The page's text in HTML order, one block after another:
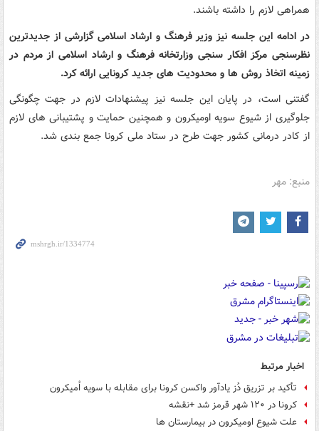
همراهی لازم را داشته باشند.
در ادامه این جلسه نیز وزیر فرهنگ و ارشاد اسلامی گزارشی از جدیدترین
نظرسنجی مرکز افکار سنجی وزارتخانه فرهنگ و ارشاد اسلامی از مردم در
زمینه اتخاذ روش ها و محدودیت های جدید کرونایی ارائه کرد.
گفتنی است، در پایان این جلسه نیز پیشنهادات لازم در جهت چگونگی
جلوگیری از شیوع سویه اومیکرون و همچنین حمایت و پشتیبانی های لازم
از کادر درمانی کشور جهت طرح در ستاد ملی کرونا جمع بندی شد.
منبع: مهر
اخبار مرتبط
تأکید بر تزریق دُز یادآور واکسن کرونا برای مقابله با سویه اُمیکرون
کرونا در ۱۲۰ شهر قرمز شد +نقشه
علت شیوع اومیکرون در بیمارستان ها